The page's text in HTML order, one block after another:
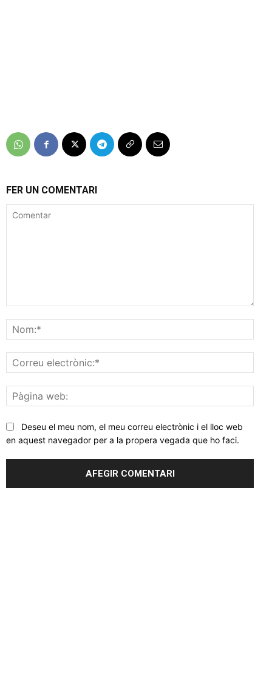
FER UN COMENTARI
web:
Deseu el meu nom, el meu correu electrònic i el lloc web
en aquest navegador per a la propera vegada que ho faci.